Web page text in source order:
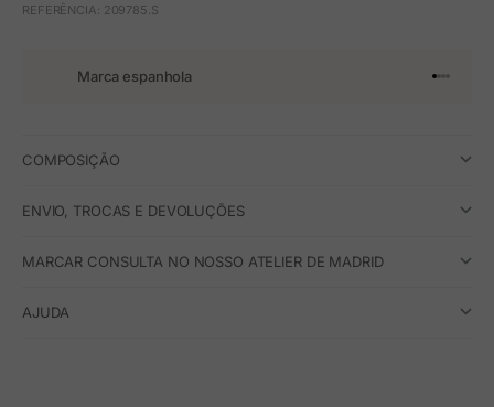
REFERÊNCIA: 209785.S
Marca espanhola Ir para o
Ir para
Ir para
Ir para
COMPOSIÇÃO
ENVIO, TROCAS E DEVOLUÇÕES
MARCAR CONSULTA NO NOSSO ATELIER DE MADRID
AJUDA